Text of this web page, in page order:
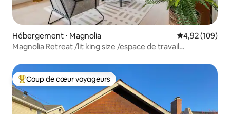
Hébergement ⋅ Magnolia Évaluation
4,92 (109)
Magnolia Retreat /lit king size /espace de travail
Coups de cœur voyageurs les plus appréciés
Coup de cœur voyageurs